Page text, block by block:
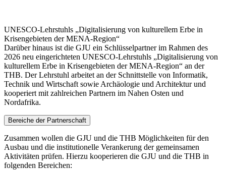
UNESCO-Lehrstuhls „Digitalisierung von kulturellem Erbe in
Krisengebieten der MENA-Region“
Darüber hinaus ist die GJU ein Schlüsselpartner im Rahmen des
2026 neu eingerichteten UNESCO-Lehrstuhls „Digitalisierung von
kulturellem Erbe in Krisengebieten der MENA-Region“ an der
THB. Der Lehrstuhl arbeitet an der Schnittstelle von Informatik,
Technik und Wirtschaft sowie Archäologie und Architektur und
kooperiert mit zahlreichen Partnern im Nahen Osten und
Nordafrika.
Bereiche der Partnerschaft
Zusammen wollen die GJU und die THB Möglichkeiten für den
Ausbau und die institutionelle Verankerung der gemeinsamen
Aktivitäten prüfen. Hierzu kooperieren die GJU und die THB in
folgenden Bereichen: